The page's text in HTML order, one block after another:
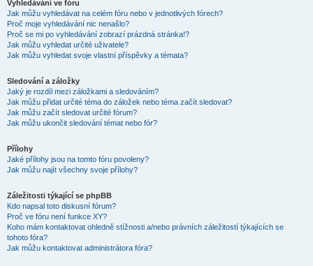
Vyhledávání ve fóru
Jak můžu vyhledávat na celém fóru nebo v jednotlivých fórech?
Proč moje vyhledávání nic nenašlo?
Proč se mi po vyhledávání zobrazí prázdná stránka!?
Jak můžu vyhledat určité uživatele?
Jak můžu vyhledat svoje vlastní příspěvky a témata?
Sledování a záložky
Jaký je rozdíl mezi záložkami a sledováním?
Jak můžu přidat určité téma do záložek nebo téma začít sledovat?
Jak můžu začít sledovat určité fórum?
Jak můžu ukončit sledování témat nebo fór?
Přílohy
Jaké přílohy jsou na tomto fóru povoleny?
Jak můžu najít všechny svoje přílohy?
Záležitosti týkající se phpBB
Kdo napsal toto diskusní fórum?
Proč ve fóru není funkce XY?
Koho mám kontaktovat ohledně stížnosti a/nebo právních záležitostí týkajících se
tohoto fóra?
Jak můžu kontaktovat administrátora fóra?